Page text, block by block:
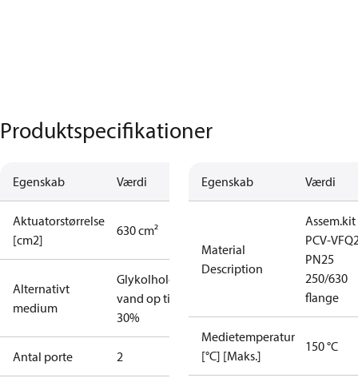
Produktspecifikationer
Egenskab Værdi
Aktuatorstørrelse
[cm2]
630 cm²
Alternativt
medium
Glykolholdigt
vand op til
30%
Antal porte 2
Egenskab Værdi
Material
Description
Assem.kit
PCV-
PN25
250/630
flange
Medietemperatur
[°C] [Maks.]
150 °C